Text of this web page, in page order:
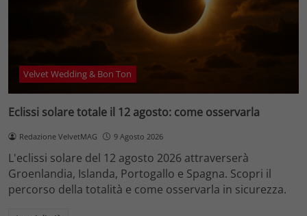
Velvet Wedding & Bon Ton
Eclissi solare totale il 12 agosto: come osservarla
Redazione VelvetMAG 9 Agosto 2026
L'eclissi solare del 12 agosto 2026 attraverserà
Groenlandia, Islanda, Portogallo e Spagna. Scopri il
percorso della totalità e come osservarla in sicurezza.